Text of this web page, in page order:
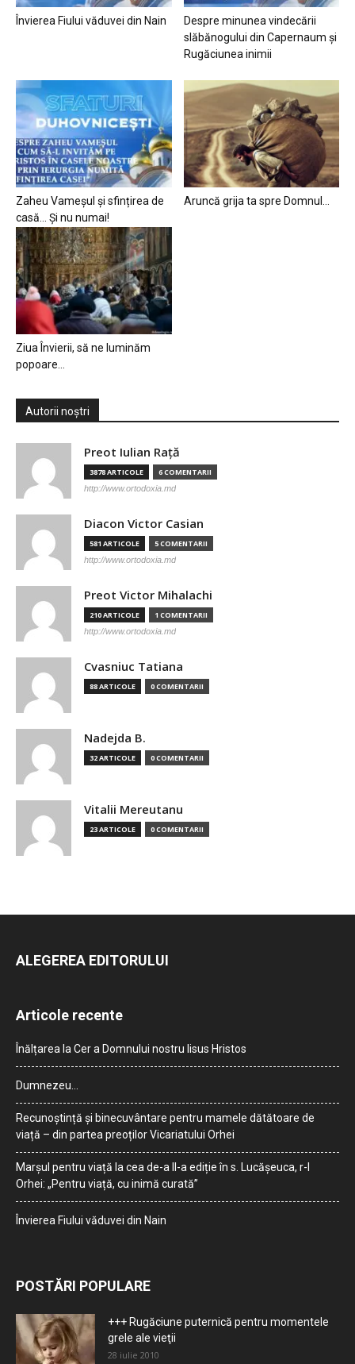
Învierea Fiului văduvei din Nain
Despre minunea vindecării
slăbănogului din Capernaum și
Rugăciunea inimii
Zaheu Vameșul și sfințirea de
casă… Și nu numai!
Aruncă grija ta spre Domnul…
Ziua Învierii, să ne luminăm
popoare…
Autorii noștri
Preot Iulian Raţă
3878 ARTICOLE 6 COMENTARII
http://www.ortodoxia.md
Diacon Victor Casian
581 ARTICOLE 5 COMENTARII
http://www.ortodoxia.md
Preot Victor Mihalachi
210 ARTICOLE 1 COMENTARII
http://www.ortodoxia.md
Cvasniuc Tatiana
88 ARTICOLE 0 COMENTARII
Nadejda B.
32 ARTICOLE 0 COMENTARII
Vitalii Mereutanu
23 ARTICOLE 0 COMENTARII
ALEGEREA EDITORULUI
Articole recente
Înălțarea la Cer a Domnului nostru Iisus Hristos
Dumnezeu…
Recunoștință și binecuvântare pentru mamele dătătoare de
viață – din partea preoților Vicariatului Orhei
Marșul pentru viață la cea de-a II-a ediție în s. Lucășeuca, r-l
Orhei: „Pentru viață, cu inimă curată”
Învierea Fiului văduvei din Nain
POSTĂRI POPULARE
+++ Rugăciune puternică pentru momentele
grele ale vieţii
28 iulie 2010